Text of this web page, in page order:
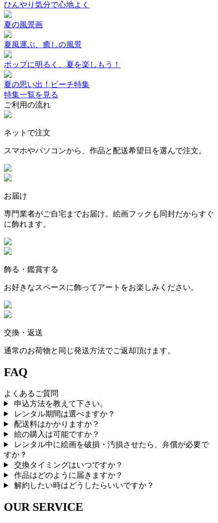
ひんやり気分で心地よく
夏の風景画
夏風運ぶ、癒しの風景
ポップに明るく、夏を楽しもう！
夏の思い出！ビーチ特集
特集一覧を見る
ご利用の流れ
ネットで注文
スマホやパソコンから、作品と配送希望日を選んで注文。
お届け
専門業者がご自宅までお届け。絵画フックも同封だからすぐ
に飾れます。
飾る・鑑賞する
お好きなスペースに飾ってアートをお楽しみください。
交換・返送
通常のお荷物と同じ発送方法でご返却頂けます。
FAQ
よくあるご質問
申込方法を教えて下さい。
レンタル期間は選べますか？
配送料はかかりますか？
絵の購入は可能ですか？
レンタル中に絵画を破損・汚損させたら、弁償が必要で
すか？
交換タイミングはいつですか？
作品はどのように届きますか？
解約したい時はどうしたらいいですか？
OUR SERVICE